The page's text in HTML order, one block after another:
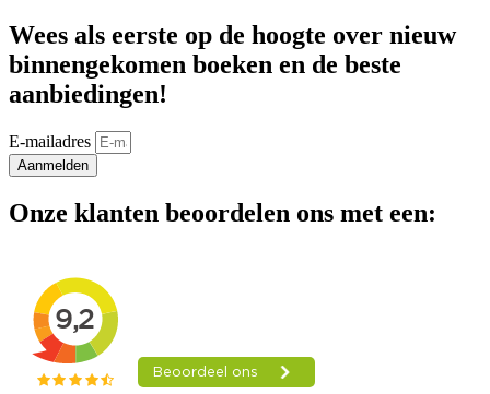
Wees als eerste op de hoogte over nieuw
binnengekomen boeken en de beste
aanbiedingen!
E-mailadres
Aanmelden
Onze klanten beoordelen ons met een: